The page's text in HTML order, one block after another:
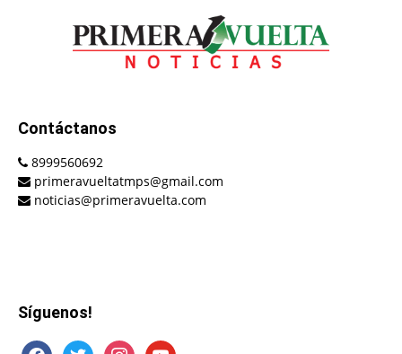
Contáctanos
8999560692
primeravueltatmps@gmail.com
noticias@primeravuelta.com
Síguenos!